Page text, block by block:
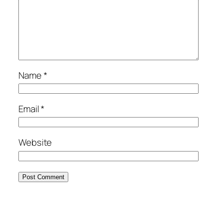
Name*
Email*
Website